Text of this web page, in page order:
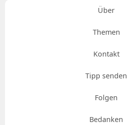
Über
Themen
Kontakt
Tipp senden
Folgen
Bedanken